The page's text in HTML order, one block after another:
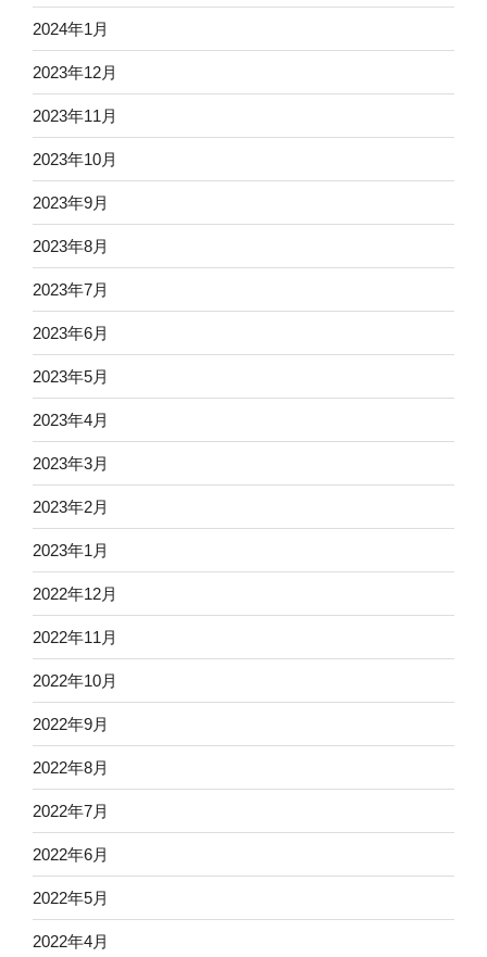
2024年1月
2023年12月
2023年11月
2023年10月
2023年9月
2023年8月
2023年7月
2023年6月
2023年5月
2023年4月
2023年3月
2023年2月
2023年1月
2022年12月
2022年11月
2022年10月
2022年9月
2022年8月
2022年7月
2022年6月
2022年5月
2022年4月